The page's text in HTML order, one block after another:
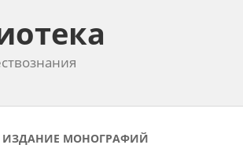
ИЗДАНИЕ МОНОГРАФИЙ